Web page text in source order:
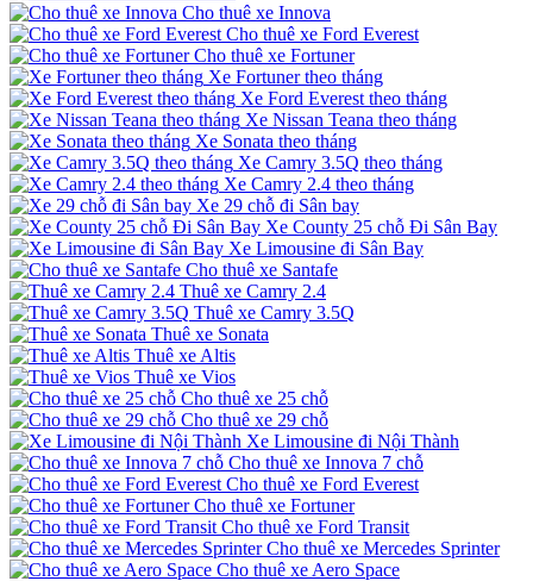
Cho thuê xe Innova
Cho thuê xe Ford Everest
Cho thuê xe Fortuner
Xe Fortuner theo tháng
Xe Ford Everest theo tháng
Xe Nissan Teana theo tháng
Xe Sonata theo tháng
Xe Camry 3.5Q theo tháng
Xe Camry 2.4 theo tháng
Xe 29 chỗ đi Sân bay
Xe County 25 chỗ Đi Sân Bay
Xe Limousine đi Sân Bay
Cho thuê xe Santafe
Thuê xe Camry 2.4
Thuê xe Camry 3.5Q
Thuê xe Sonata
Thuê xe Altis
Thuê xe Vios
Cho thuê xe 25 chỗ
Cho thuê xe 29 chỗ
Xe Limousine đi Nội Thành
Cho thuê xe Innova 7 chỗ
Cho thuê xe Ford Everest
Cho thuê xe Fortuner
Cho thuê xe Ford Transit
Cho thuê xe Mercedes Sprinter
Cho thuê xe Aero Space